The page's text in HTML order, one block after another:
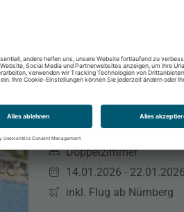
Hurghada, Hurghada
8 Tage / 7 Nächte
All Inclusive
Doppelzimmer
14.01.2026 -
inkl. Flug ab Nürnberg